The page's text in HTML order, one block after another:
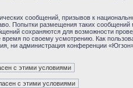
сообщений, призывов к
Попытки размещения таких
сохраняются для возможности
по своему усмотрению. Как
администрация конференции